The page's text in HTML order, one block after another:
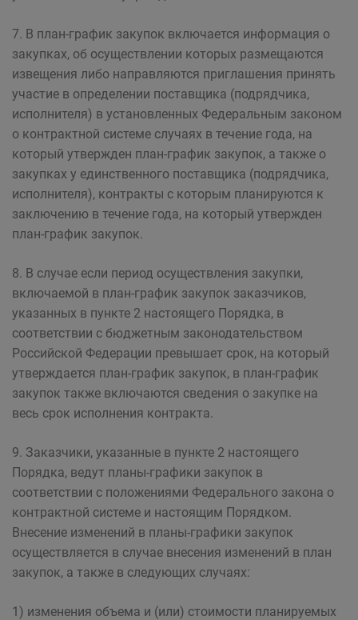
7. В план-график закупок включается информация о
закупках, об осуществлении которых размещаются
извещения либо направляются приглашения принять
участие в определении поставщика (подрядчика,
исполнителя) в установленных Федеральным законом
о контрактной системе случаях в течение года, на
который утвержден план-график закупок, а также о
закупках у единственного поставщика (подрядчика,
исполнителя), контракты с которым планируются к
заключению в течение года, на который утвержден
план-график закупок.
8. В случае если период осуществления закупки,
включаемой в план-график закупок заказчиков,
указанных в пункте 2 настоящего Порядка, в
соответствии с бюджетным законодательством
Российской Федерации превышает срок, на который
утверждается план-график закупок, в план-график
закупок также включаются сведения о закупке на
весь срок исполнения контракта.
9. Заказчики, указанные в пункте 2 настоящего
Порядка, ведут планы-графики закупок в
соответствии с положениями Федерального закона о
контрактной системе и настоящим Порядком.
Внесение изменений в планы-графики закупок
осуществляется в случае внесения изменений в план
закупок, а также в следующих случаях:
1) изменения объема и (или) стоимости планируемых